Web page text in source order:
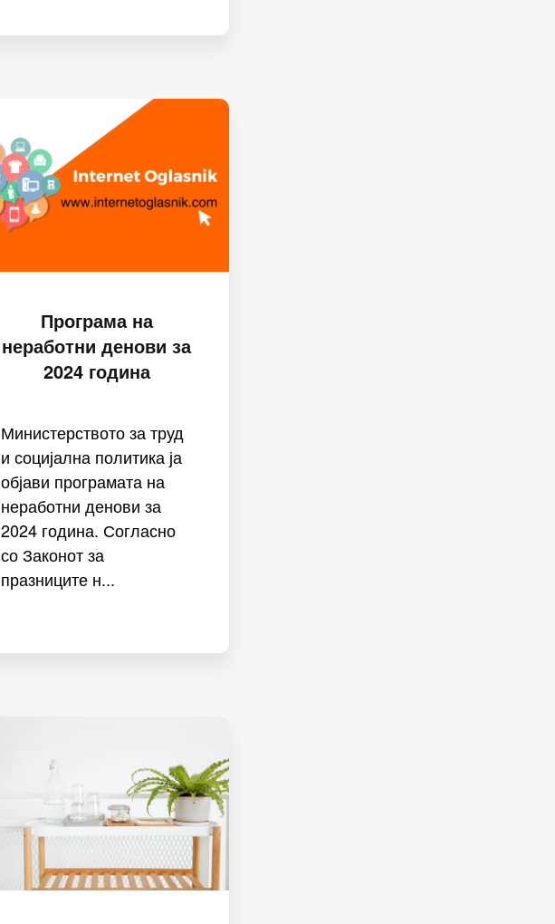
Програма на
неработни денови за
2024 година
Министерството за труд
и социјална политика ја
објави програмата на
неработни денови за
2024 година. Согласно
со Законот за
празниците н...